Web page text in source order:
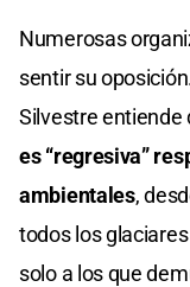
Numerosas
sentir su
Silvestre entiende
es “regresiva”
ambientales,
todos los
solo a los que